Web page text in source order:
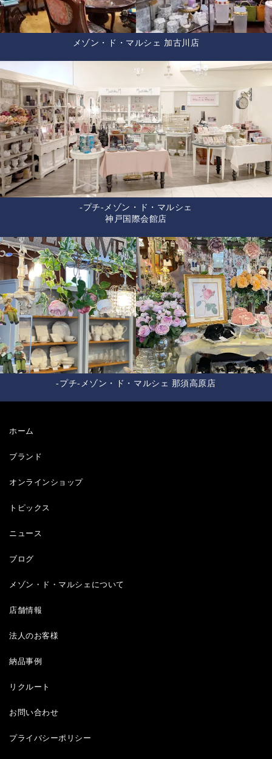
メゾン・ド・マルシェ 加古川店
-プチ-メゾン・ド・マルシェ
神戸国際会館店
-プチ-メゾン・ド・マルシェ 那須高原店
ホーム
ブランド
オンラインショップ
トピックス
ニュース
ブログ
メゾン・ド・マルシェについて
店舗情報
法人のお客様
納品事例
リクルート
お問い合わせ
プライバシーポリシー